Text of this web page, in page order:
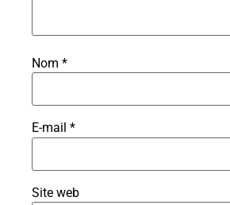
Nom *
E-mail *
Site web